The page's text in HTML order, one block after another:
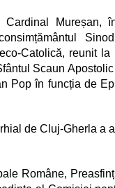
Cardinal Mureșan,
Catolică, reunit
Scaun
Pop în funcția de
de Cluj-Gherla a
Române,